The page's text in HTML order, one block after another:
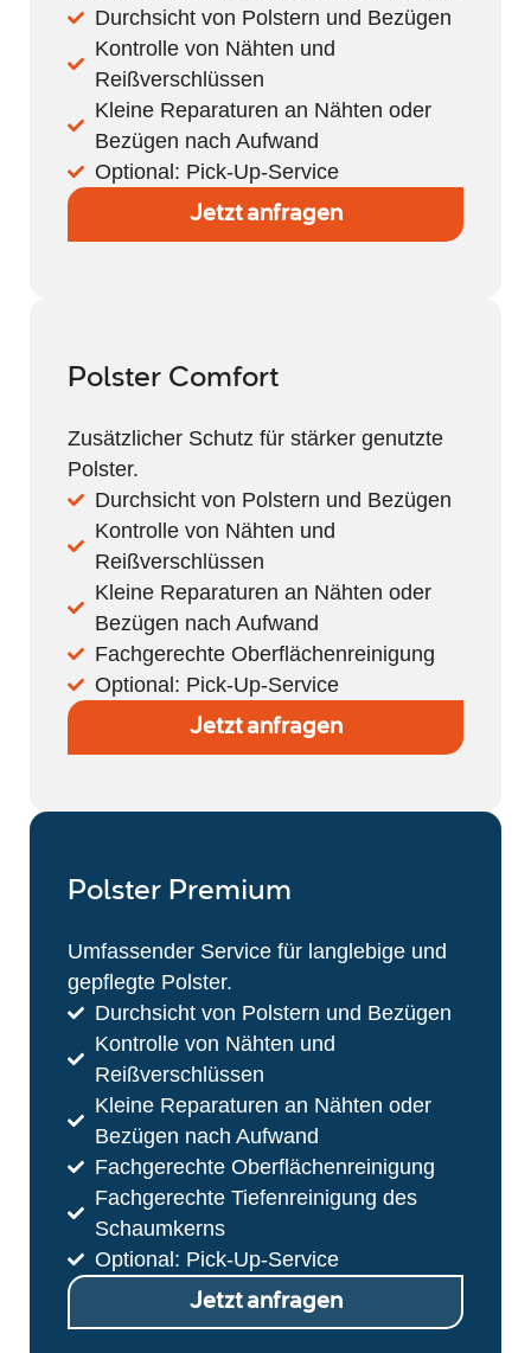
Durchsicht von Polstern und Bezügen
Kontrolle von Nähten und
Reißverschlüssen
Kleine Reparaturen an Nähten oder
Bezügen nach Aufwand​
Optional: Pick-Up-Service
Jetzt anfragen
Polster Comfort
Zusätzlicher Schutz für stärker genutzte
Polster.
Durchsicht von Polstern und Bezügen
Kontrolle von Nähten und
Reißverschlüssen
Kleine Reparaturen an Nähten oder
Bezügen nach Aufwand
Fachgerechte Oberflächenreinigung
Optional: Pick-Up-Service
Jetzt anfragen
Polster Premium
Umfassender Service für langlebige und
gepflegte Polster.
Durchsicht von Polstern und Bezügen
Kontrolle von Nähten und
Reißverschlüssen
Kleine Reparaturen an Nähten oder
Bezügen nach Aufwand
Fachgerechte Oberflächenreinigung
Fachgerechte Tiefenreinigung des
Schaumkerns
Optional: Pick-Up-Service
Jetzt anfragen